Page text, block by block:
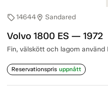
sell14644location_on Sandared
Volvo 1800 ES — 1972
Fin, välskött och lagom använd
Reservationspris uppnått